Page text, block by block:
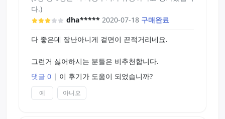
다.)
dha***** 2020-07-18 구매완료
다 좋은데 장난아니게 겉면이 끈적거리네요.
그런거 싫어하시는 분들은 비추천합니다.
댓글 0 | 이 후기가 도움이 되었습니까?
예 아니오